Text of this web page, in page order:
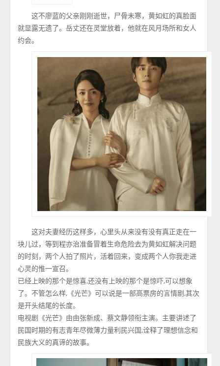
这不廖蓝的父亲刚刚逝世，尸骨未寒，黄如虹的真脸面
就显露无遗了。岳丈还在灵堂放着，他就在风月场所和女人
约会。
这对夫妻经历这样多，心里头从来没有没有真正走在一
块儿过，等到程亦治准备冒着生命危险去为黄如虹解决问题
的时刻，两个人拍了照片，活着回来，变成两个人你我走进
心灵的惟一宣召。
已经上映的那个是惊喜,还没有上映的那个是惊吓,可以想象
了。不管怎么样,《光芒》可以说是一部高票房的言情剧,其次
是开头结尾的长度。
电视剧《光芒》由由张新成、蔡文静领衔主演。主要讲述了
民国时期的有志青年尽微薄力量利民兴国,诠释了理想信念和
民族大义的真谛的故事。